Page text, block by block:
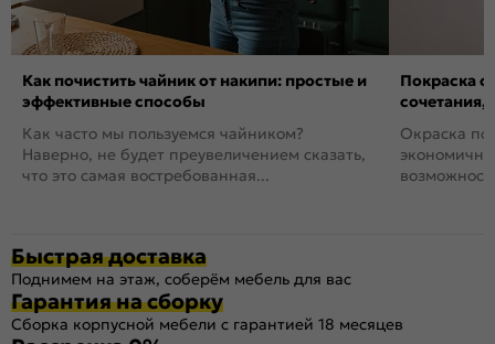
Как почистить чайник от накипи: простые и
эффективные способы
Как часто мы пользуемся чайником?
Наверно, не будет преувеличением сказать,
что это самая востребованная...
Покраска
сочетания,
Окраска
Быстрая доставка
Поднимем на этаж, соберём мебель для вас
Гарантия на сборку
Сборка корпусной мебели с гарантией 18 месяцев